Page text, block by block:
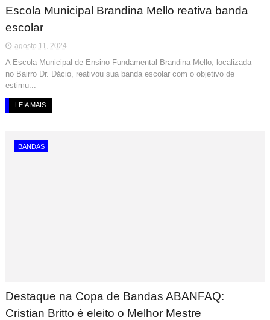
Escola Municipal Brandina Mello reativa banda
escolar
agosto 11, 2024
A Escola Municipal de Ensino Fundamental Brandina Mello, localizada
no Bairro Dr. Dácio, reativou sua banda escolar com o objetivo de
estimu...
LEIA MAIS
BANDAS
Destaque na Copa de Bandas ABANFAQ:
Cristian Britto é eleito o Melhor Mestre